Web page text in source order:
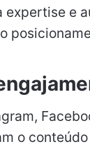
expertise e
o